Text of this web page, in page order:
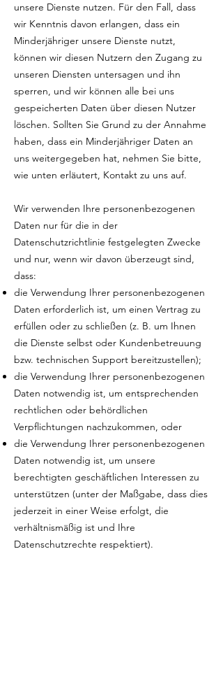
unsere Dienste nutzen. Für den Fall, dass
wir Kenntnis davon erlangen, dass ein
Minderjähriger unsere Dienste nutzt,
können wir diesen Nutzern den Zugang zu
unseren Diensten untersagen und ihn
sperren, und wir können alle bei uns
gespeicherten Daten über diesen Nutzer
löschen. Sollten Sie Grund zu der Annahme
haben, dass ein Minderjähriger Daten an
uns weitergegeben hat, nehmen Sie bitte,
wie unten erläutert, Kontakt zu uns auf.
Wir verwenden Ihre personenbezogenen
Daten nur für die in der
Datenschutzrichtlinie festgelegten Zwecke
und nur, wenn wir davon überzeugt sind,
dass:
die Verwendung Ihrer personenbezogenen
Daten erforderlich ist, um einen Vertrag zu
erfüllen oder zu schließen (z. B. um Ihnen
die Dienste selbst oder Kundenbetreuung
bzw. technischen Support bereitzustellen);
die Verwendung Ihrer personenbezogenen
Daten notwendig ist, um entsprechenden
rechtlichen oder behördlichen
Verpflichtungen nachzukommen, oder
die Verwendung Ihrer personenbezogenen
Daten notwendig ist, um unsere
berechtigten geschäftlichen Interessen zu
unterstützen (unter der Maßgabe, dass dies
jederzeit in einer Weise erfolgt, die
verhältnismäßig ist und Ihre
Datenschutzrechte respektiert).